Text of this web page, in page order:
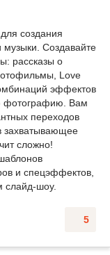
создания
Создавайте
рассказы о
Love
эффектов
фотографию. Вам
переходов
захватывающее
сложно!
и спецэффектов,
слайд-шоу.
5